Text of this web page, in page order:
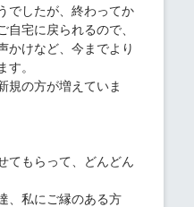
でしたが、終わってか
自宅に戻られるので、
かけなど、今までより
す。
規の方が増えていま
てもらって、どんどん
、私にご縁のある方